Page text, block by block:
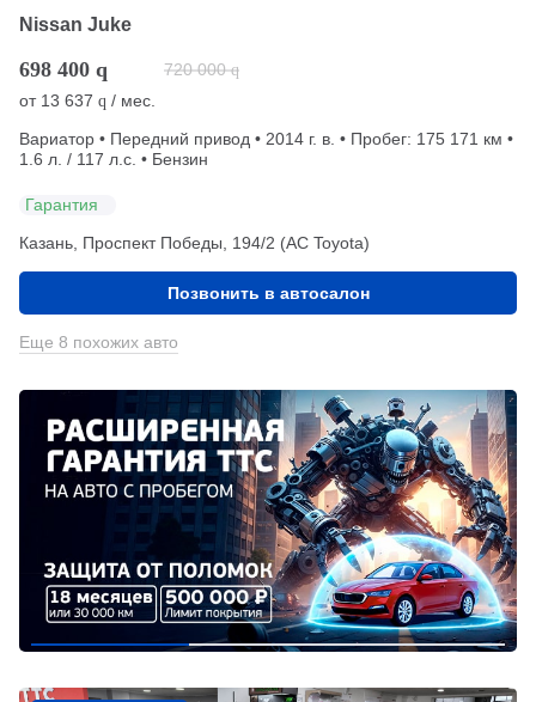
Nissan Juke
698 400 q 720 000 q
от 13 637 q / мес.
Вариатор • Передний привод • 2014 г. в. • Пробег: 175 171 км •
1.6 л. / 117 л.с. • Бензин
Гарантия
Казань, Проспект Победы, 194/2 (АС Toyota)
Позвонить в автосалон
Еще 8 похожих авто